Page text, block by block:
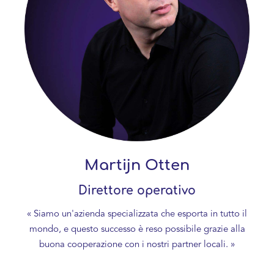
Martijn Otten
Direttore operativo
« Siamo un'azienda specializzata che esporta in tutto il
mondo, e questo successo è reso possibile grazie alla
buona cooperazione con i nostri partner locali. »